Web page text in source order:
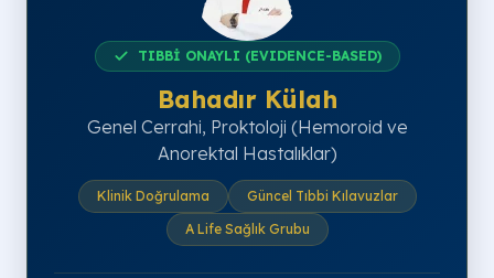
TIBBİ ONAYLI (EVIDENCE-BASED)
Bahadır Külah
Genel Cerrahi, Proktoloji (Hemoroid ve
Anorektal Hastalıklar)
Klinik Doğrulama
Güncel Tıbbi Kılavuzlar
A Life Sağlık Grubu